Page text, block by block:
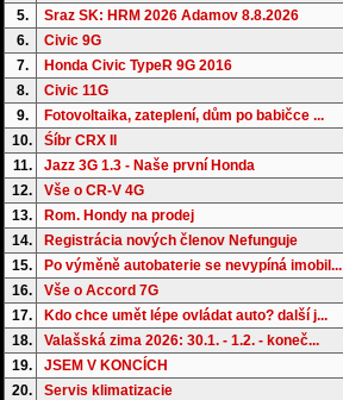
5. Sraz SK: HRM 2026 Adamov 8.8.2026
6. Civic 9G
7. Honda Civic TypeR 9G 2016
8. Civic 11G
9. Fotovoltaika, zateplení, dům po babičce ...
10. Śíbr CRX II
11. Jazz 3G 1.3 - Naše první Honda
12. Vše o CR-V 4G
13. Rom. Hondy na prodej
14. Registrácia nových členov Nefunguje
15. Po výměně autobaterie se nevypíná imobil...
16. Vše o Accord 7G
17. Kdo chce umět lépe ovládat auto? další j...
18. Valašská zima 2026: 30.1. - 1.2. - koneč...
19. JSEM V KONCÍCH
20. Servis klimatizacie